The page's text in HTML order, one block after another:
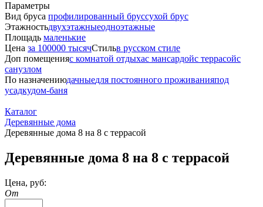
Параметры
Вид бруса профилированный бруссухой брус
Этажностьдвухэтажныеодноэтажные
Площадь маленькие
Цена за 100000 тысячСтильв русском стиле
Доп помещенияс комнатой отдыхас мансардойс террасойс
санузлом
По назначениюдачныедля постоянного проживанияпод
усадкудом-баня
Каталог
Деревянные дома
Деревянные дома 8 на 8 с террасой
Деревянные дома 8 на 8 с террасой
Цена, руб:
От